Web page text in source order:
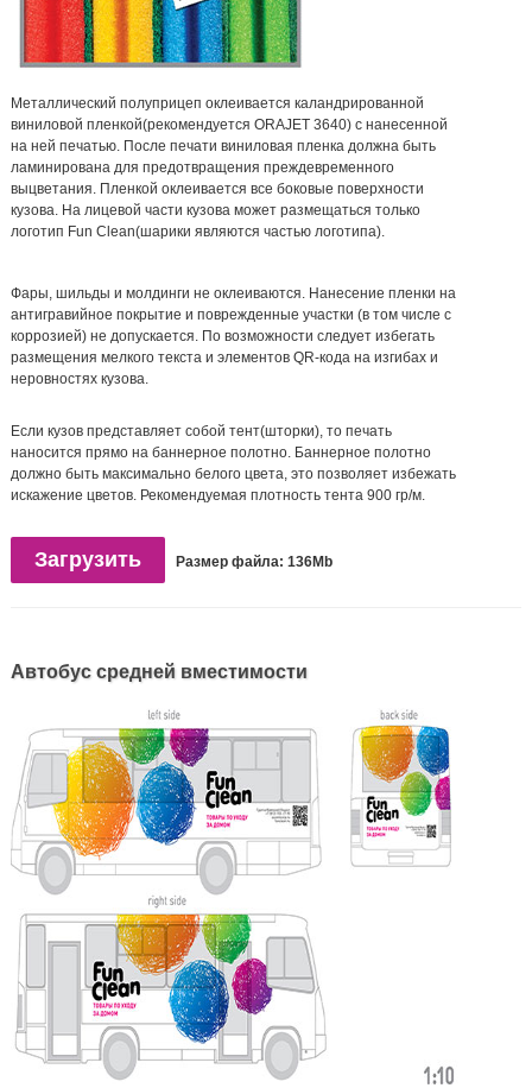
Металлический полуприцеп оклеивается каландрированной
виниловой пленкой(рекомендуется ORAJET 3640) с нанесенной
на ней печатью. После печати виниловая пленка должна быть
ламинирована для предотвращения преждевременного
выцветания. Пленкой оклеивается все боковые поверхности
кузова. На лицевой части кузова может размещаться только
логотип Fun Clean(шарики являются частью логотипа).
Фары, шильды и молдинги не оклеиваются. Нанесение пленки на
антигравийное покрытие и поврежденные участки (в том числе с
коррозией) не допускается. По возможности следует избегать
размещения мелкого текста и элементов QR-кода на изгибах и
неровностях кузова.
Если кузов представляет собой тент(шторки), то печать
наносится прямо на баннерное полотно. Баннерное полотно
должно быть максимально белого цвета, это позволяет избежать
искажение цветов. Рекомендуемая плотность тента 900 гр/м.
Загрузить Размер файла: 136Mb
Автобус средней вместимости